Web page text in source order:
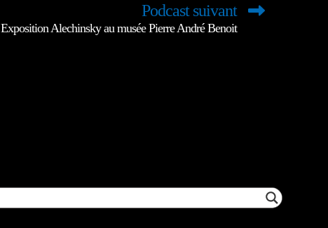
Podcast suivant
Exposition Alechinsky au musée Pierre André Benoit